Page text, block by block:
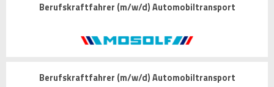
Berufskraftfahrer (m/w/d) Automobiltransport
Berufskraftfahrer (m/w/d) Automobiltransport